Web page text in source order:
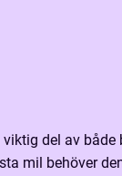
del av
mil behöver